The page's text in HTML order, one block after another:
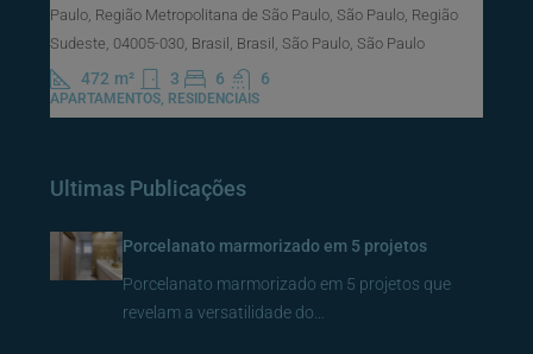
Paulo, Região Metropolitana de São Paulo, São Paulo, Região
Sudeste, 04005-030, Brasil, Brasil, São Paulo, São Paulo
472 m² 3 6 6
APARTAMENTOS, RESIDENCIAIS
Ultimas Publicações
Porcelanato marmorizado em 5 projetos
Porcelanato marmorizado em 5 projetos que
revelam a versatilidade do…